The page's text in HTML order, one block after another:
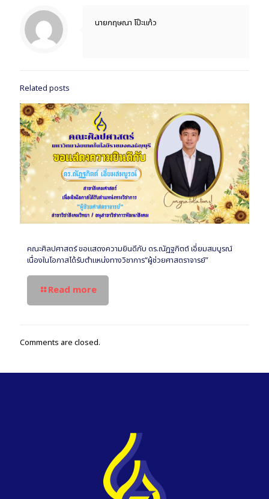
นายกฤษณา โป๊ะแก้ว
Related posts
คณะศิลปศาสตร์ ขอแสดงความยินดีกับ ดร.ณัฏฐกิตต์ เอี่ยมสมบูรณ์
เนื่องในโอกาสได้รับตำแหน่งทางวิชาการ“ผู้ช่วยศาสตราจารย์”
Read more
Comments are closed.